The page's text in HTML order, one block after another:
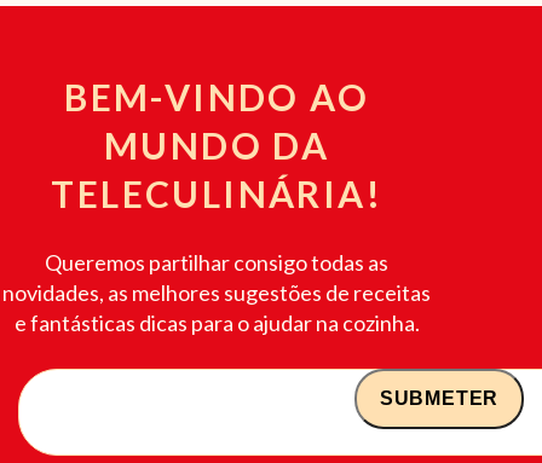
BEM-VINDO AO
MUNDO DA
TELECULINÁRIA!
Queremos partilhar consigo todas as
novidades, as melhores sugestões de receitas
e fantásticas dicas para o ajudar na cozinha.